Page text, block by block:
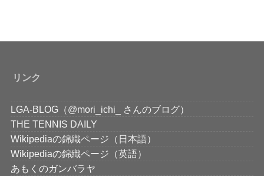
リンク
LGA-BLOG（@mori_ichi_ さんのブログ）
THE TENNIS DAILY
Wikipediaの錦織ページ（日本語）
Wikipediaの錦織ページ（英語）
あもくのガンバラヤ